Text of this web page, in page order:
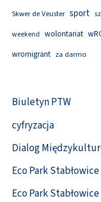
Skwer de Veuster sport
weekend wolontariat
wromigrant za darmo
Biuletyn PTW
cyfryzacja
Dialog
Eco Park Stabłowice
Eco Park Stabłowice